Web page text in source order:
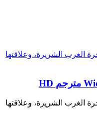
الغرب الشريرة، وعلاقتها
الغرب الشريرة، وعلاقتها